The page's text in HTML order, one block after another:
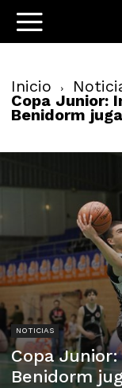
Inicio
Copa Junior:
Benidorm
NOTICIAS
Copa
Benidorm